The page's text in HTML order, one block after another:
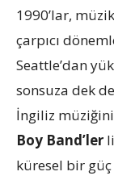
1990’lar,
çarpıcı
Seattle’dan
sonsuza dek
İngiliz
Boy Band’ler
küresel bir